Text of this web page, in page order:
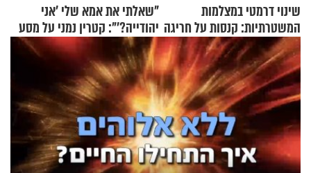
שינוי דרמטי במצלמות
המשטרתיות: קנסות על חריגה
קלה של מהירות
"שאלתי את אמא שלי 'אני
יהודייה?'": קטרין נמני על מסע
ההתחזקות המרגש